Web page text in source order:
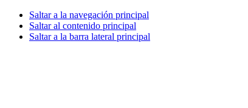
Saltar a la navegación principal
Saltar al contenido principal
Saltar a la barra lateral principal